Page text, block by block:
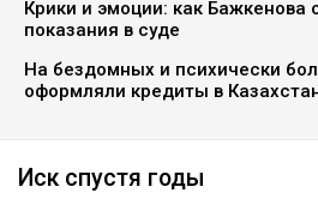
Крики и эмоции: как Бажкенова
показания в суде
На бездомных и психически
оформляли кредиты в
Иск спустя годы